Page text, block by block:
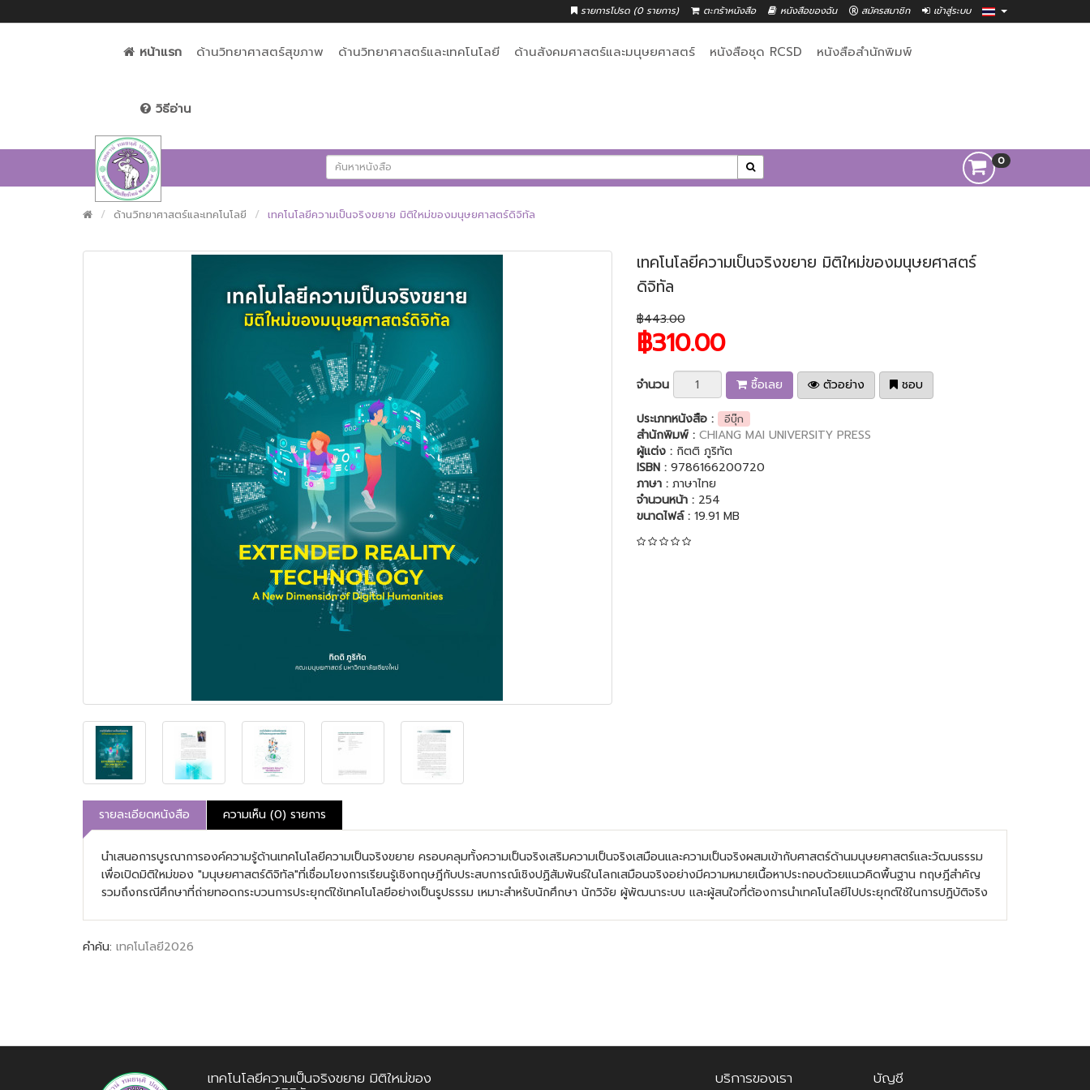
รายการโปรด (0 รายการ) ตะกร้าหนังสือ หนังสือของฉัน สมัครสมาชิก เข้าสู่ระบบ
หน้าแรก ด้านวิทยาศาสตร์สุขภาพ ด้านวิทยาศาสตร์และเทคโนโลยี ด้านสังคมศาสตร์และมนุษยศาสตร์ หนังสือชุด RCSD หนังสือสำนักพิมพ์
วิธีอ่าน
0
ด้านวิทยาศาสตร์และเทคโนโลยี เทคโนโลยีความเป็นจริงขยาย มิติใหม่ของมนุษยศาสตร์ดิจิทัล
เทคโนโลยีความเป็นจริงขยาย มิติใหม่ของมนุษยศาสตร์
ดิจิทัล
฿443.00
฿310.00
จำนวน ซื้อเลย ตัวอย่าง
ชอบ
ประเภทหนังสือ :
อีบุ๊ก
สำนักพิมพ์ : CHIANG MAI UNIVERSITY PRESS
ผู้แต่ง : กิตติ ภูริทัต
ISBN :9786166200720
ภาษา : ภาษาไทย
จำนวนหน้า : 254
ขนาดไฟล์ : 19.91 MB
รายละเอียดหนังสือ ความเห็น (0) รายการ
นำเสนอการบูรณาการองค์ความรู้ด้านเทคโนโลยีความเป็นจริงขยาย ครอบคลุมทั้งความเป็นจริงเสริมความเป็นจริงเสมือนและความเป็นจริงผสมเข้ากับศาสตร์ด้านมนุษยศาสตร์และวัฒนธรรม
เพื่อเปิดมิติใหม่ของ "มนุษยศาสตร์ดิจิทัล"ที่เชื่อมโยงการเรียนรู้เชิงทฤษฎีกับประสบการณ์เชิงปฏิสัมพันธ์ในโลกเสมือนจริงอย่างมีความหมายเนื้อหาประกอบด้วยแนวคิดพื้นฐาน ทฤษฎีสำคัญ
รวมถึงกรณีศึกษาที่ถ่ายทอดกระบวนการประยุกต์ใช้เทคโนโลยีอย่างเป็นรูปธรรม เหมาะสำหรับนักศึกษา นักวิจัย ผู้พัฒนาระบบ และผู้สนใจที่ต้องการนำเทคโนโลยีไปประยุกต์ใช้ในการปฏิบัติจริง
คำค้น: เทคโนโลยี2026
เทคโนโลยีความเป็นจริงขยาย มิติใหม่ของ บริการของเรา บัญชี